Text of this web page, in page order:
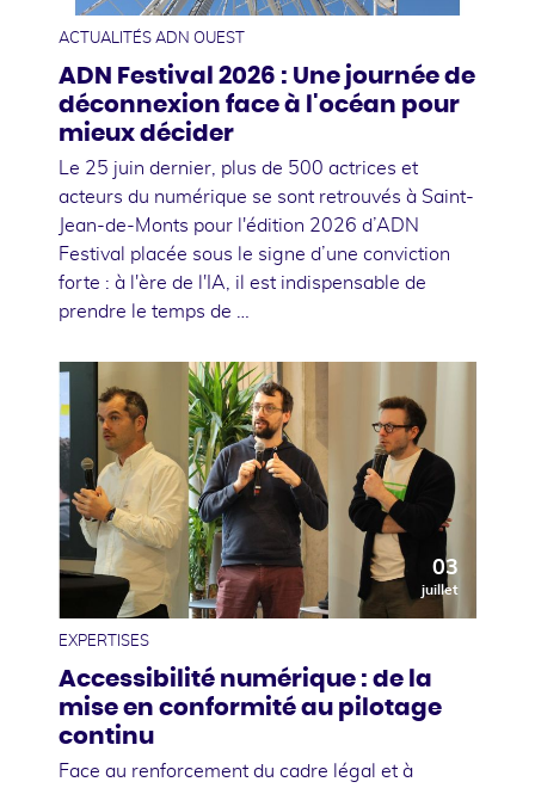
ACTUALITÉS ADN OUEST
ADN Festival 2026 : Une journée de
déconnexion face à l'océan pour
mieux décider
Le 25 juin dernier, plus de 500 actrices et
acteurs du numérique se sont retrouvés à Saint-
Jean-de-Monts pour l'édition 2026 d’ADN
Festival placée sous le signe d’une conviction
forte : à l'ère de l'IA, il est indispensable de
prendre le temps de …
03
juillet
EXPERTISES
Accessibilité numérique : de la
mise en conformité au pilotage
continu
Face au renforcement du cadre légal et à